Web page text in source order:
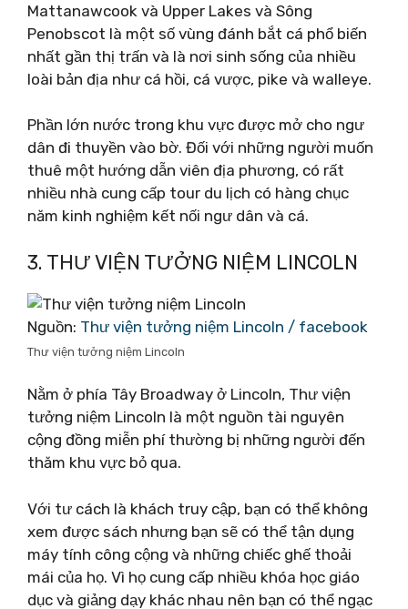
Mattanawcook và Upper Lakes và Sông
Penobscot là một số vùng đánh bắt cá phổ biến
nhất gần thị trấn và là nơi sinh sống của nhiều
loài bản địa như cá hồi, cá vược, pike và walleye.
Phần lớn nước trong khu vực được mở cho ngư
dân đi thuyền vào bờ. Đối với những người muốn
thuê một hướng dẫn viên địa phương, có rất
nhiều nhà cung cấp tour du lịch có hàng chục
năm kinh nghiệm kết nối ngư dân và cá.
3. THƯ VIỆN TƯỞNG NIỆM LINCOLN
Nguồn: Thư viện tưởng niệm Lincoln / facebook
Thư viện tưởng niệm Lincoln
Nằm ở phía Tây Broadway ở Lincoln, Thư viện
tưởng niệm Lincoln là một nguồn tài nguyên
cộng đồng miễn phí thường bị những người đến
thăm khu vực bỏ qua.
Với tư cách là khách truy cập, bạn có thể không
xem được sách nhưng bạn sẽ có thể tận dụng
máy tính công cộng và những chiếc ghế thoải
mái của họ. Vì họ cung cấp nhiều khóa học giáo
dục và giảng dạy khác nhau nên bạn có thể ngạc